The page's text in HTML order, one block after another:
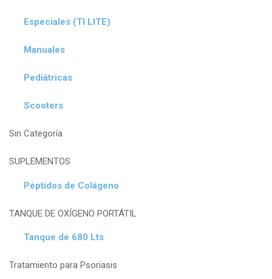
Especiales (TI LITE)
Manuales
Pediátricas
Scooters
Sin Categoría
SUPLEMENTOS
Péptidos de Colágeno
TANQUE DE OXÍGENO PORTÁTIL
Tanque de 680 Lts
Tratamiento para Psoriasis